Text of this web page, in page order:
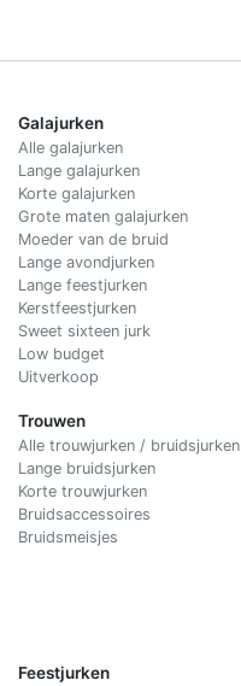
Galajurken
Alle galajurken
Lange galajurken
Korte galajurken
Grote maten galajurken
Moeder van de bruid
Lange avondjurken
Lange feestjurken
Kerstfeestjurken
Sweet sixteen jurk
Low budget
Uitverkoop
Trouwen
Alle trouwjurken / bruidsjurken
Lange bruidsjurken
Korte trouwjurken
Bruidsaccessoires
Bruidsmeisjes
Feestjurken